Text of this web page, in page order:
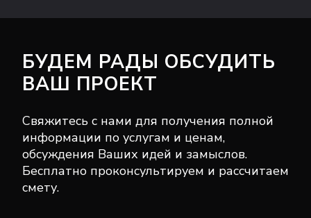
БУДЕМ РАДЫ ОБСУДИТЬ
ВАШ ПРОЕКТ
Свяжитесь с нами для получения полной
информации по услугам и ценам,
обсуждения Ваших идей и замыслов.
Бесплатно проконсультируем и рассчитаем
смету.